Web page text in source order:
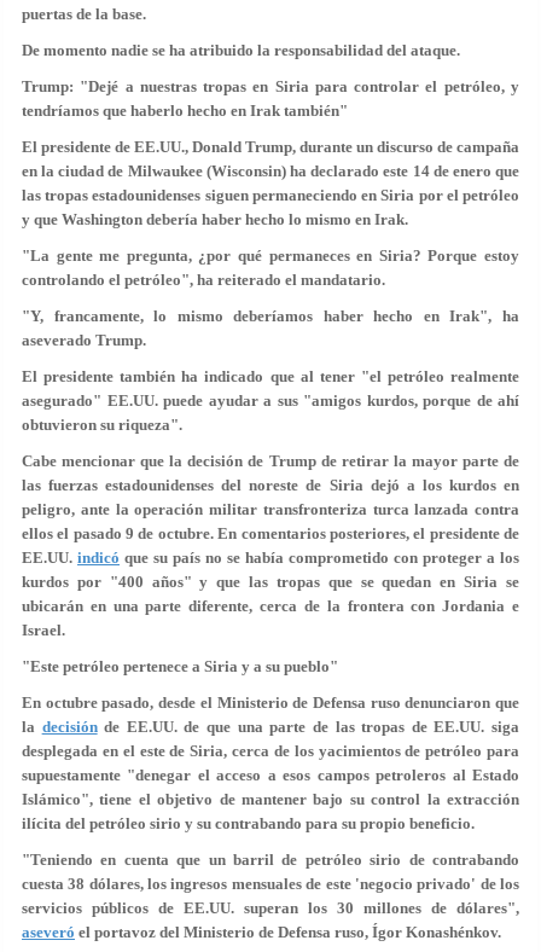
puertas de la base.
De momento nadie se ha atribuido la responsabilidad del ataque.
Trump: "Dejé a nuestras tropas en Siria para controlar el petróleo, y
tendríamos que haberlo hecho en Irak también"
El presidente de EE.UU., Donald Trump, durante un discurso de campaña
en la ciudad de Milwaukee (Wisconsin) ha declarado este 14 de enero que
las tropas estadounidenses siguen permaneciendo en Siria por el petróleo
y que Washington debería haber hecho lo mismo en Irak.
"La gente me pregunta, ¿por qué permaneces en Siria? Porque estoy
controlando el petróleo", ha reiterado el mandatario.
"Y, francamente, lo mismo deberíamos haber hecho en Irak", ha
aseverado Trump.
El presidente también ha indicado que al tener "el petróleo realmente
asegurado" EE.UU. puede ayudar a sus "amigos kurdos, porque de ahí
obtuvieron su riqueza".
Cabe mencionar que ladecisión de Trumpde retirar la mayor parte de
las fuerzas estadounidenses del noreste de Siria dejó a los kurdos en
peligro, ante la operación militar transfronteriza turca lanzada contra
ellos el pasado 9 de octubre. En comentarios posteriores, el presidente de
EE.UU. indicó que su país no se había comprometido con proteger a los
kurdos por "400 años" y que las tropas que se quedan en Siria se
ubicarán en una parte diferente, cerca de la frontera con Jordania e
Israel.
"Este petróleo pertenece a Siria y a su pueblo"
En octubre pasado, desde el Ministerio de Defensa ruso denunciaron que
la decisiónde EE.UU. de que una parte de las tropas de EE.UU. siga
desplegada en el este de Siria, cerca de los yacimientos de petróleo para
supuestamente "denegar el acceso a esos campos petroleros al Estado
Islámico", tiene el objetivo de mantener bajo su control la extracción
ilícita del petróleo sirio y su contrabando para su propio beneficio.
"Teniendo en cuenta que un barril de petróleo sirio de contrabando
cuesta 38 dólares, los ingresos mensuales de este 'negocio privado' de los
servicios públicos de EE.UU. superan los 30 millones de dólares",
aseveró el portavoz del Ministerio de Defensa ruso, Ígor Konashénkov.